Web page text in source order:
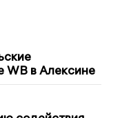
WB в Алексине